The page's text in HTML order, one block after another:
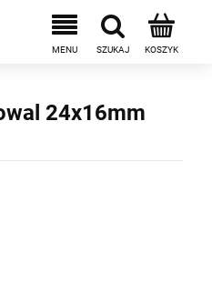
24x16mm